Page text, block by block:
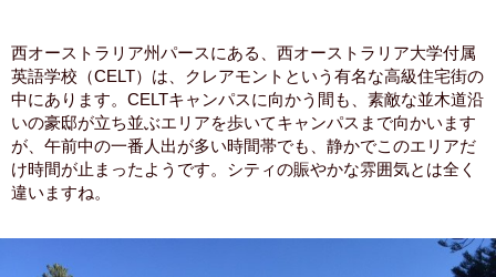
西オーストラリア州パースにある、西オーストラリア大学付属
英語学校（CELT）は、クレアモントという有名な高級住宅街の
中にあります。CELTキャンパスに向かう間も、素敵な並木道沿
いの豪邸が立ち並ぶエリアを歩いてキャンパスまで向かいます
が、午前中の一番人出が多い時間帯でも、静かでこのエリアだ
け時間が止まったようです。シティの賑やかな雰囲気とは全く
違いますね。